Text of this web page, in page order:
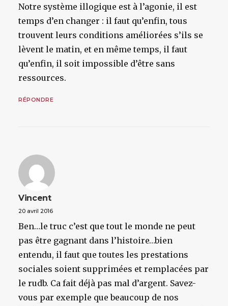
Notre système illogique est à l’agonie, il est
temps d’en changer : il faut qu’enfin, tous
trouvent leurs conditions améliorées s’ils se
lèvent le matin, et en même temps, il faut
qu’enfin, il soit impossible d’être sans
ressources.
RÉPONDRE
Vincent
20 avril 2016
Ben…le truc c’est que tout le monde ne peut
pas être gagnant dans l’histoire…bien
entendu, il faut que toutes les prestations
sociales soient supprimées et remplacées par
le rudb. Ca fait déjà pas mal d’argent. Savez-
vous par exemple que beaucoup de nos